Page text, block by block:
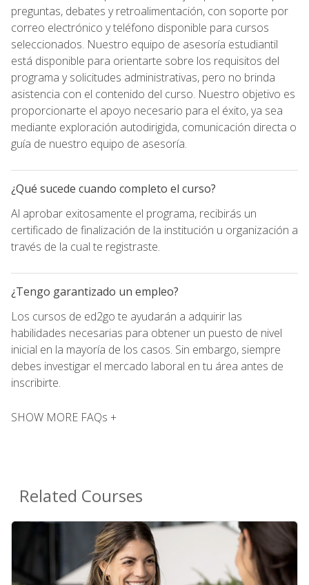
preguntas, debates y retroalimentación, con soporte por
correo electrónico y teléfono disponible para cursos
seleccionados. Nuestro equipo de asesoría estudiantil
está disponible para orientarte sobre los requisitos del
programa y solicitudes administrativas, pero no brinda
asistencia con el contenido del curso. Nuestro objetivo es
proporcionarte el apoyo necesario para el éxito, ya sea
mediante exploración autodirigida, comunicación directa o
guía de nuestro equipo de asesoría.
¿Qué sucede cuando completo el curso?
Al aprobar exitosamente el programa, recibirás un
certificado de finalización de la institución u organización a
través de la cual te registraste.
¿Tengo garantizado un empleo?
Los cursos de ed2go te ayudarán a adquirir las
habilidades necesarias para obtener un puesto de nivel
inicial en la mayoría de los casos. Sin embargo, siempre
debes investigar el mercado laboral en tu área antes de
inscribirte.
SHOW MORE FAQs +
Related Courses